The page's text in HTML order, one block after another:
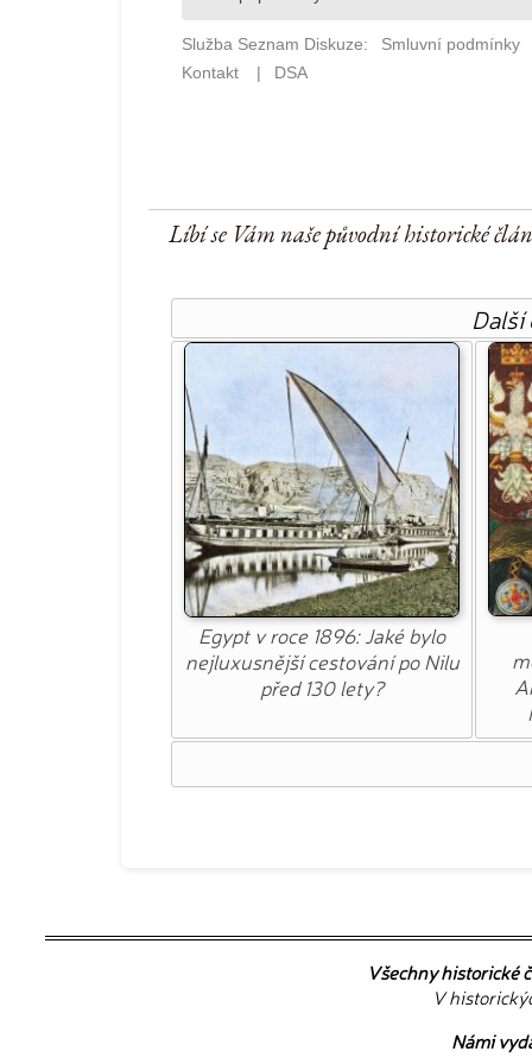
Líbí se Vám naše původní historické
Další
Egypt v roce 1896: Jaké bylo
nejluxusnější cestování po Nilu
před 130 lety?
Všechny historické
V
Námi